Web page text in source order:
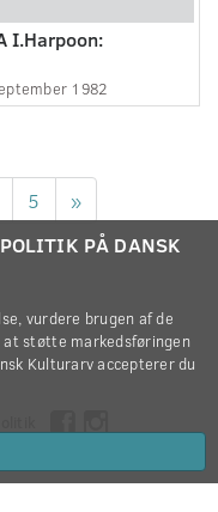
I.Harpoon:
1982
5 »
PÅ DANSK
vurdere brugen af de
støtte markedsføringen
Kulturarv accepterer du